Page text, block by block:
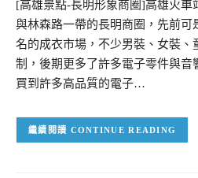
[高雄景點-長明形象商圈]高雄火車
與林森路一帶的長明商圈，先前可
名的成衣市場，不少男裝、女裝、
制，後期更多了許多電子零件與音
買到許多高品質的電子…
CONTINUE READING